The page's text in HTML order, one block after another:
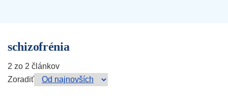
schizofrénia
2 zo 2 článkov
Zoradiť